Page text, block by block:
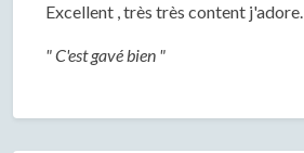
Excellent , très très content j'adore.
" C'est gavé bien "